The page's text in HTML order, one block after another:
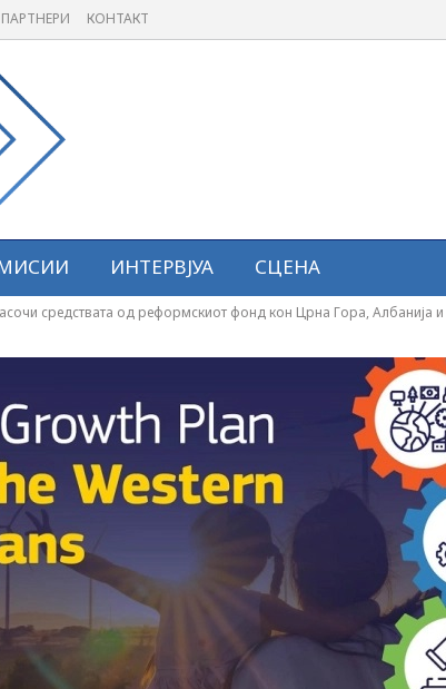
ПАРТНЕРИ КОНТАКТ
ИНТЕРВЈУА СЦЕНА
средствата од реформскиот фонд кон Црна Гора, Албанија